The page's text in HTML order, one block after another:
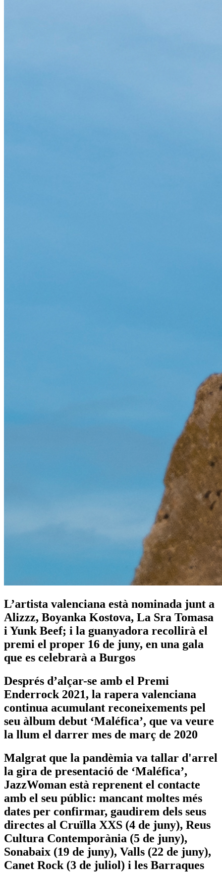
L’artista valenciana està nominada junt a
Alizzz, Boyanka Kostova, La Sra Tomasa
i Yunk Beef; i la guanyadora recollirà el
premi el proper 16 de juny, en una gala
que es celebrarà a Burgos
Després d’alçar-se amb el Premi
Enderrock 2021, la rapera valenciana
continua acumulant reconeixements pel
seu àlbum debut ‘Maléfica’, que va veure
la llum el darrer mes de març de 2020
Malgrat que la pandèmia va tallar d'arrel
la gira de presentació de ‘Maléfica’,
JazzWoman està reprenent el contacte
amb el seu públic: mancant moltes més
dates per confirmar, gaudirem dels seus
directes al Cruïlla XXS (4 de juny), Reus
Cultura Contemporània (5 de juny),
Sonabaix (19 de juny), Valls (22 de juny),
Canet Rock (3 de juliol) i les Barraques